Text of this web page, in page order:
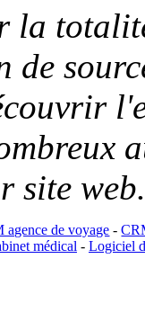
la
site
agence de voyage -
médical- Logiciel